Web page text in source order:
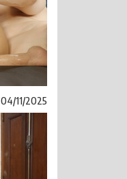
04/11/2025